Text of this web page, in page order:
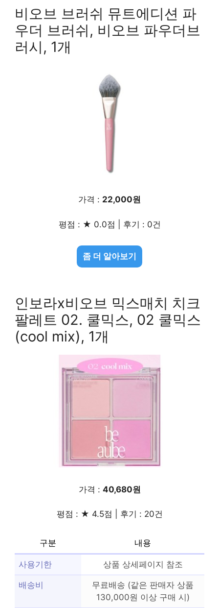
비오브 브러쉬 뮤트에디션 파
우더 브러쉬, 비오브 파우더브
러시, 1개
가격 : 22,000원
평점 : ★ 0.0점 | 후기 : 0건
좀 더 알아보기
인보라x비오브 믹스매치 치크
팔레트 02. 쿨믹스, 02 쿨믹스
(cool mix), 1개
가격 : 40,680원
평점 : ★ 4.5점 | 후기 : 20건
구분 내용
사용기한 상품 상세페이지 참조
배송비
무료배송 (같은 판매자 상품
130,000원 이상 구매 시)